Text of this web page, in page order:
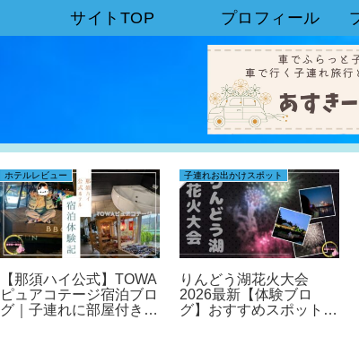
サイトTOP プロフィール
ホテルレビュー
【那須ハイ公式】TOWA
ピュアコテージ宿泊ブロ
グ｜子連れに部屋付き露
子連れお出かけスポット
りんどう湖花火大会
2026最新【体験ブロ
グ】おすすめスポットや